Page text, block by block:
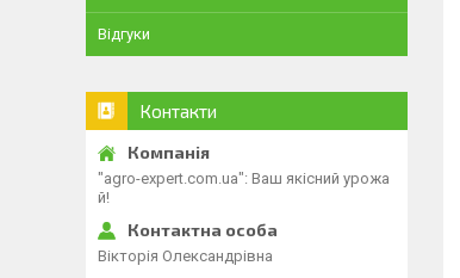
Відгуки
Контакти
"agro-expert.com.ua": Ваш якісний урожа
й!
Вікторія Олександрівна